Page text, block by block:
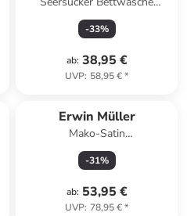
Rosenheim in flieder
-33%
ab: 38,95 €
UVP: 58,95 €*
Erwin Müller
Mako-Satin
Wendebettwäsche in taupe-
weiß
-31%
ab: 53,95 €
UVP: 78,95 €*